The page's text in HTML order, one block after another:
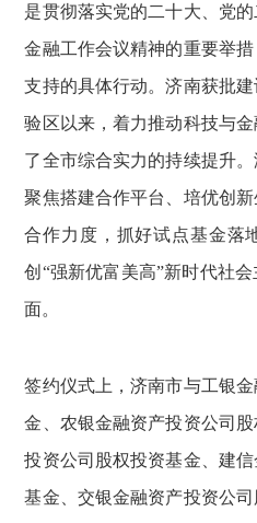
是贯彻落实党的二十大、党
金融工作会议精神的重要举
支持的具体行动。济南获批
验区以来，着力推动科技与
了全市综合实力的持续提升
聚焦搭建合作平台、培优创
合作力度，抓好试点基金落
创“强新优富美高”新时代社
面。
签约仪式上，济南市与工银
金、农银金融资产投资公司
投资公司股权投资基金、建
基金、交银金融资产投资公